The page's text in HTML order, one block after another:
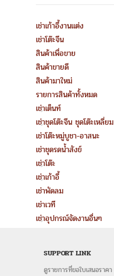
เช่าเก้าอี้งานแต่ง
เช่าโต๊ะจีน
สินค้าเพื่อขาย
สินค้าขายดี
สินค้ามาใหม่
รายการสินค้าทั้งหมด
เช่าเต็นท์
เช่าชุดโต๊ะจีน ชุดโต๊ะเหลี่ยม
เช่าโต๊ะหมู่บูชา-อาสนะ
เช่าชุดรดน้ำสังข์
เช่าโต๊ะ
เช่าเก้าอี้
เช่าพัดลม
เช่าเวที
เช่าอุปกรณ์จัดงานอื่นๆ
SUPPORT LINK
ดูรายการที่ขอใบเสนอราคา